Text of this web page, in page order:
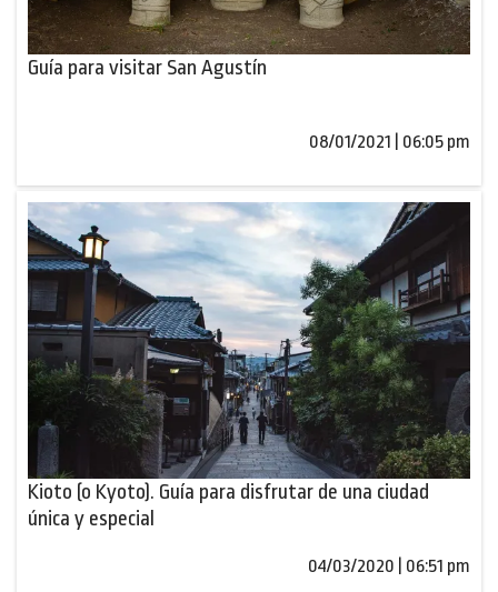
Guía para visitar San Agustín
08/01/2021 | 06:05 pm
Kioto (o Kyoto). Guía para disfrutar de una ciudad
única y especial
04/03/2020 | 06:51 pm